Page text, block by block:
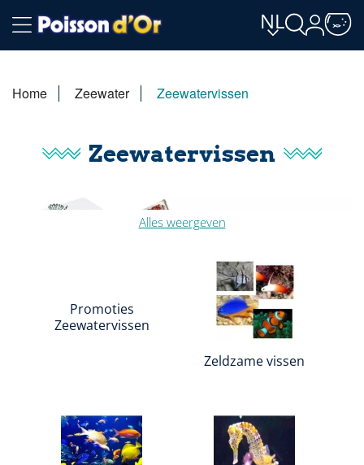
NL
Home Zeewater Zeewatervissen
Zeewatervissen
Alles weergeven
Promoties
Zeewatervissen
Zeldzame vissen